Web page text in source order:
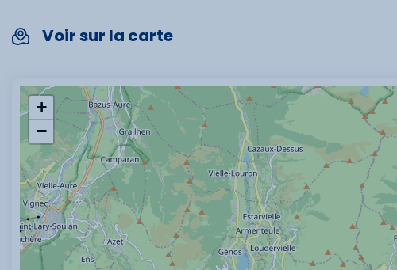
Voir sur la carte
+
−